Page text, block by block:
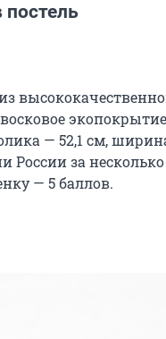
постель
восковое
— 52,1 см,
России за
— 5 баллов.